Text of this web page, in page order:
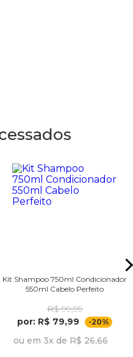
Kit Shampoo 750ml Condicionador
550ml Cabelo Perfeito
R$ 99,99
por: R$ 79,99
-20%
ou em 3x de R$ 26,66